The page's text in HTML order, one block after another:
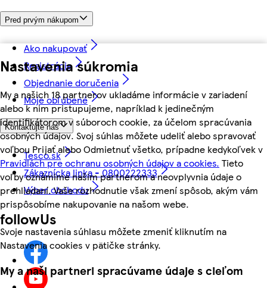
Nastavenia súkromia
My a našich 18 partnerov ukladáme informácie v zariadení
alebo k nim pristupujeme, napríklad k jedinečným
identifikátorom v súboroch cookie, za účelom spracúvania
osobných údajov. Svoj súhlas môžete udeliť alebo spravovať
voľbou Prijať alebo Odmietnuť všetko, prípadne kedykoľvek v
Pravidlách pre ochranu osobných údajov a cookies. Tieto
voľby oznámime našim partnerom a neovplyvnia údaje o
prehliadaní. Vaše rozhodnutie však zmení spôsob, akým vám
prispôsobíme nakupovanie na našom webe.
Svoje nastavenia súhlasu môžete zmeniť kliknutím na
Nastavenia cookies v pätičke stránky.
My a naši partneri spracúvame údaje s cieľom
Pred prvým nákupom
Ako nakupovať
Registrácia
Objednanie doručenia
Moje obľúbené
Kontaktujte nás
Tesco.sk
Zákaznícka linka - 0800222333
Výber obchodu
followUs